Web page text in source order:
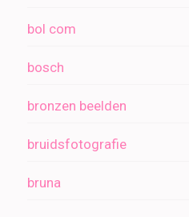
bol com
bosch
bronzen beelden
bruidsfotografie
bruna